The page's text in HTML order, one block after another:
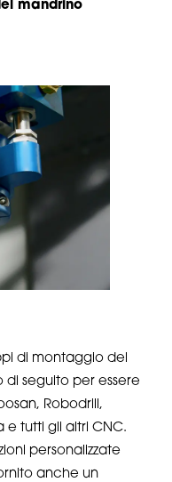
mandrino
di montaggio del
seguito per essere
Robodrill,
e tutti gli altri CNC.
personalizzate
anche un